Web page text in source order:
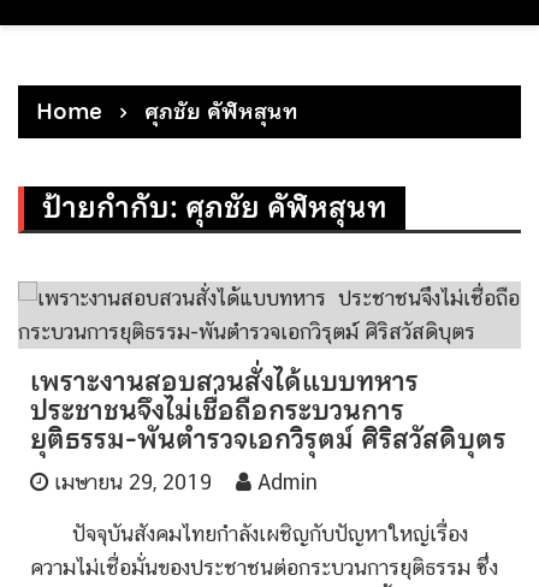
Home ศุภชัย คัฬหสุนท
ป้ายกำกับ: ศุภชัย คัฬหสุนท
เพราะงานสอบสวนสั่งได้แบบทหาร
ประชาชนจึงไม่เชื่อถือกระบวนการ
ยุติธรรม-พันตำรวจเอกวิรุตม์ ศิริสวัสดิบุตร
เมษายน 29, 2019 Admin
ปัจจุบันสังคมไทยกำลังเผชิญกับปัญหาใหญ่เรื่อง
ความไม่เชื่อมั่นของประชาชนต่อกระบวนการยุติธรรม ซึ่ง